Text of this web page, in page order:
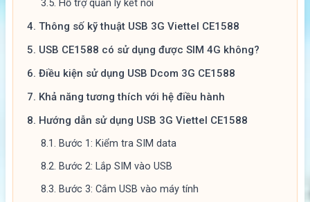
3.5. Hỗ trợ quản lý kết nối
4. Thông số kỹ thuật USB 3G Viettel CE1588
5. USB CE1588 có sử dụng được SIM 4G không?
6. Điều kiện sử dụng USB Dcom 3G CE1588
7. Khả năng tương thích với hệ điều hành
8. Hướng dẫn sử dụng USB 3G Viettel CE1588
8.1. Bước 1: Kiểm tra SIM data
8.2. Bước 2: Lắp SIM vào USB
8.3. Bước 3: Cắm USB vào máy tính